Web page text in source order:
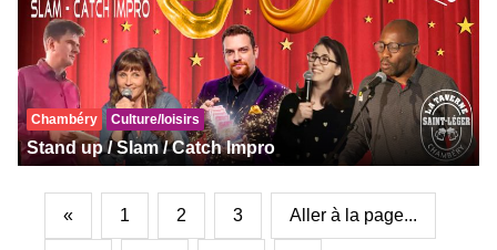
Chambéry Culture/loisirs
Stand up / Slam / Catch Impro
« 1 2 3 Aller à la page...